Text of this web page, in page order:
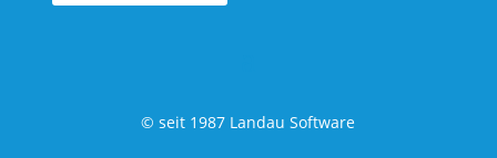
© seit 1987 Landau Software